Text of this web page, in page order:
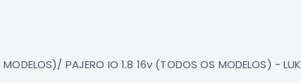
PAJERO IO 1.8 16v (TODOS OS MODELOS) - LUK